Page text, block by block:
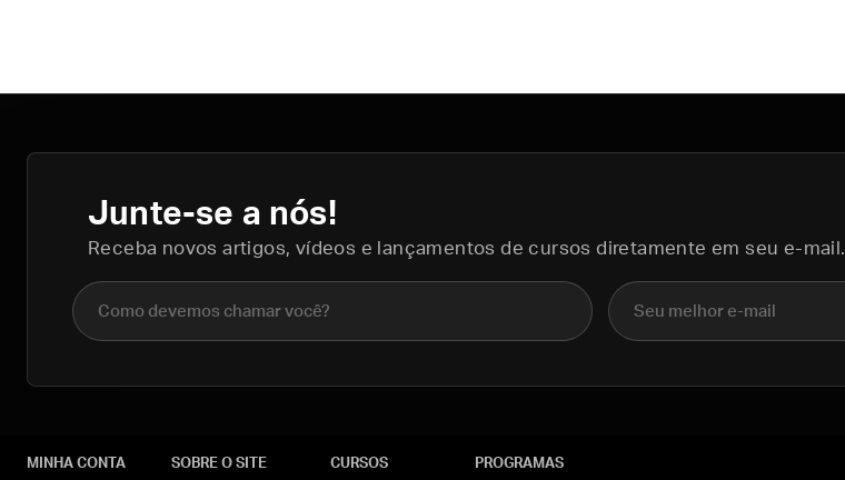
Junte-se a nós!
Receba novos artigos, vídeos e lançamentos de cursos diretamente em seu e-mail.
Nome completo E-mail
MINHA CONTA SOBRE O SITE CURSOS PROGRAMAS